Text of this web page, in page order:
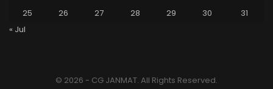
25
26 27 28 29 30
31
« Jul
© 2026 - CG JANMAT. All Rights Reserved.